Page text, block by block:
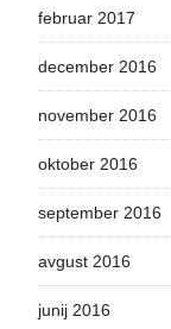
februar 2017
december 2016
november 2016
oktober 2016
september 2016
avgust 2016
junij 2016